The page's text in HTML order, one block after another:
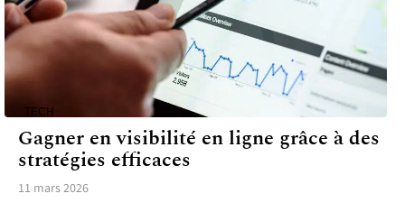
TECH
Gagner en visibilité en ligne grâce à des
stratégies efficaces
11 mars 2026